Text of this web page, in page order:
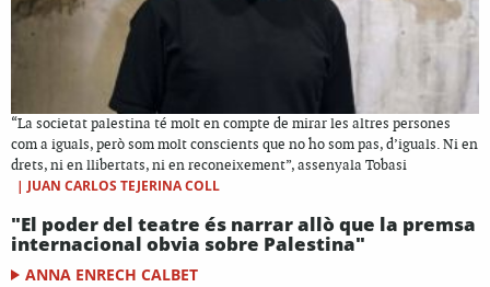
“La societat palestina té molt en compte de mirar les altres persones
com a iguals, però som molt conscients que no ho som pas, d’iguals. Ni en
drets, ni en llibertats, ni en reconeixement”, assenyala Tobasi
| JUAN CARLOS TEJERINA COLL
"El poder del teatre és narrar allò que la premsa
internacional obvia sobre Palestina"
ANNA ENRECH CALBET